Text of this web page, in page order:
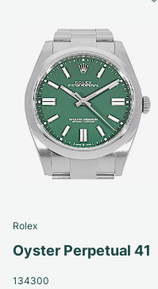
Rolex
Oyster Perpetual 41
134300